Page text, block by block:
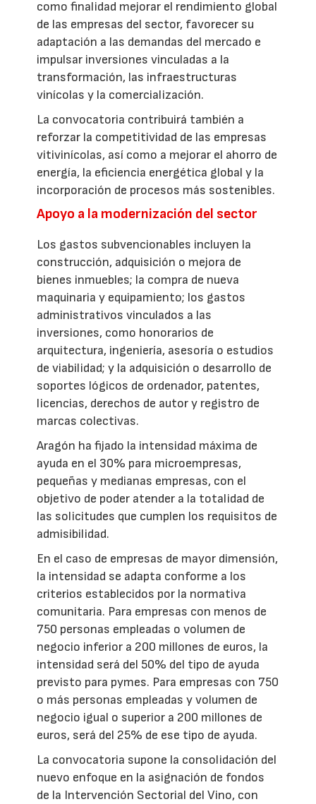
como finalidad mejorar el rendimiento global
de las empresas del sector, favorecer su
adaptación a las demandas del mercado e
impulsar inversiones vinculadas a la
transformación, las infraestructuras
vinícolas y la comercialización.
La convocatoria contribuirá también a
reforzar la competitividad de las empresas
vitivinícolas, así como a mejorar el ahorro de
energía, la eficiencia energética global y la
incorporación de procesos más sostenibles.
Apoyo a la modernización del sector
Los gastos subvencionables incluyen la
construcción, adquisición o mejora de
bienes inmuebles; la compra de nueva
maquinaria y equipamiento; los gastos
administrativos vinculados a las
inversiones, como honorarios de
arquitectura, ingeniería, asesoría o estudios
de viabilidad; y la adquisición o desarrollo de
soportes lógicos de ordenador, patentes,
licencias, derechos de autor y registro de
marcas colectivas.
Aragón ha fijado la intensidad máxima de
ayuda en el 30% para microempresas,
pequeñas y medianas empresas, con el
objetivo de poder atender a la totalidad de
las solicitudes que cumplen los requisitos de
admisibilidad.
En el caso de empresas de mayor dimensión,
la intensidad se adapta conforme a los
criterios establecidos por la normativa
comunitaria. Para empresas con menos de
750 personas empleadas o volumen de
negocio inferior a 200 millones de euros, la
intensidad será del 50% del tipo de ayuda
previsto para pymes. Para empresas con 750
o más personas empleadas y volumen de
negocio igual o superior a 200 millones de
euros, será del 25% de ese tipo de ayuda.
La convocatoria supone la consolidación del
nuevo enfoque en la asignación de fondos
de la Intervención Sectorial del Vino, con